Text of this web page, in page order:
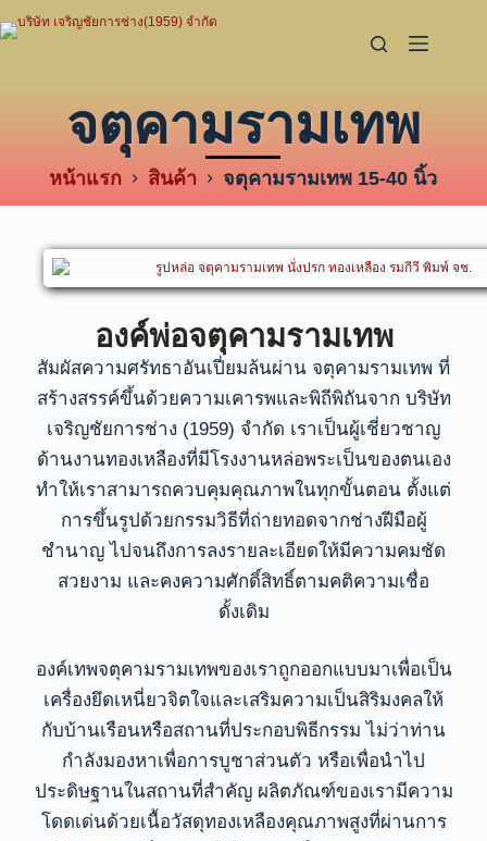
จตุคามรามเทพ
หน้าแรก สินค้า จตุคามรามเทพ 15-40 นิ้ว
องค์พ่อจตุคามรามเทพ
สัมผัสความศรัทธาอันเปี่ยมล้นผ่าน จตุคามรามเทพ ที่
สร้างสรรค์ขึ้นด้วยความเคารพและพิถีพิถันจาก บริษัท
เจริญชัยการช่าง (1959) จำกัด เราเป็นผู้เชี่ยวชาญ
ด้านงานทองเหลืองที่มีโรงงานหล่อพระเป็นของตนเอง
ทำให้เราสามารถควบคุมคุณภาพในทุกขั้นตอน ตั้งแต่
การขึ้นรูปด้วยกรรมวิธีที่ถ่ายทอดจากช่างฝีมือผู้
ชำนาญ ไปจนถึงการลงรายละเอียดให้มีความคมชัด
สวยงาม และคงความศักดิ์สิทธิ์ตามคติความเชื่อ
ดั้งเดิม
องค์เทพจตุคามรามเทพของเราถูกออกแบบมาเพื่อเป็น
เครื่องยึดเหนี่ยวจิตใจและเสริมความเป็นสิริมงคลให้
กับบ้านเรือนหรือสถานที่ประกอบพิธีกรรม ไม่ว่าท่าน
กำลังมองหาเพื่อการบูชาส่วนตัว หรือเพื่อนำไป
ประดิษฐานในสถานที่สำคัญ ผลิตภัณฑ์ของเรามีความ
โดดเด่นด้วยเนื้อวัสดุทองเหลืองคุณภาพสูงที่ผ่านการ